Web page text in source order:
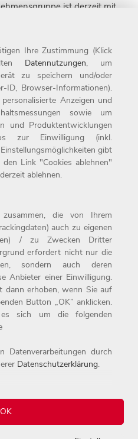
ist derzeit mit
darunter die 1907 gegründete
heine zur Witt-Gruppe.
Mitarbeitenden nicht nur
Oberpfalz, sondern auch
2021 wurde das
in Folge als Top-Arbeitgeber
Unternehmen mit Sitz in
Otto Group gehört mit einem
Euro zu den weltweit
Informationen finden Sie
Kontakt
Impressum
Datenschutz
vorbehalten.
Ihre Zustimmung (Klick
Datennutzungen, um
zu speichern und/oder
ID, Browser-Informationen).
Anzeigen und
sowie um
und Produktentwicklungen
zur Einwilligung (inkl.
gibt
Link "Cookies ablehnen"
ablehnen.
die von Ihrem
auch zu eigenen
/ zu Zwecken Dritter
erfordert nicht nur die
sondern auch deren
Anbieter einer Einwilligung.
dann erhoben, wenn Sie auf
Button „OK” anklicken.
sich um die folgenden
Datenverarbeitungen durch
Datenschutzerklärung.
OK